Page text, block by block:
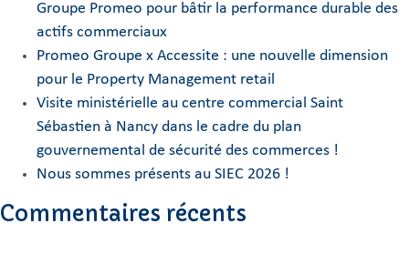
Groupe Promeo pour bâtir la performance durable des
actifs commerciaux
Promeo Groupe x Accessite : une nouvelle dimension
pour le Property Management retail
Visite ministérielle au centre commercial Saint
Sébastien à Nancy dans le cadre du plan
gouvernemental de sécurité des commerces !
Nous sommes présents au SIEC 2026 !
Commentaires récents